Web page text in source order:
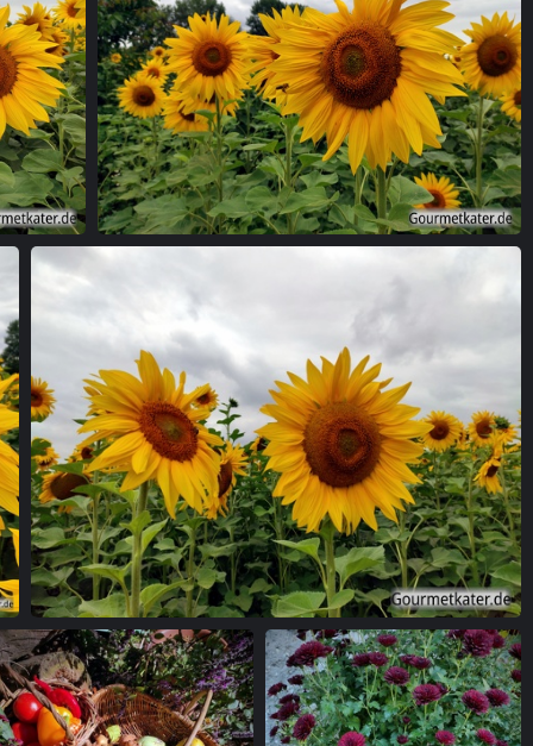
Sonnenblume
Sonnenblume